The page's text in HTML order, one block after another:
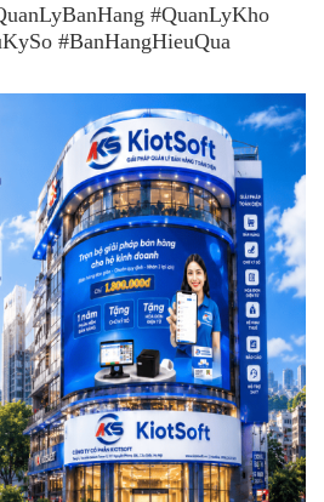
#QuanLyKho
#BanHangHieuQua